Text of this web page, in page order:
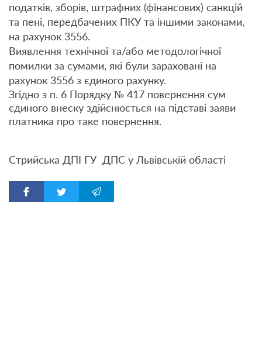
податків, зборів, штрафних (фінансових) санкцій
та пені, передбачених ПКУ та іншими законами,
на рахунок 3556.
Виявлення технічної та/або методологічної
помилки за сумами, які були зараховані на
рахунок 3556 з єдиного рахунку.
Згідно з п. 6 Порядку № 417 повернення сум
єдиного внеску здійснюється на підставі заяви
платника про таке повернення.
Стрийська ДПІ ГУ ДПС у Львівській області